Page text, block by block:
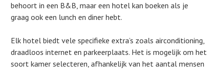
behoort in een B&B, maar een hotel kan boeken als je
graag ook een lunch en diner hebt.
Elk hotel biedt vele specifieke extra’s zoals airconditioning,
draadloos internet en parkeerplaats. Het is mogelijk om het
soort kamer selecteren, afhankelijk van het aantal mensen